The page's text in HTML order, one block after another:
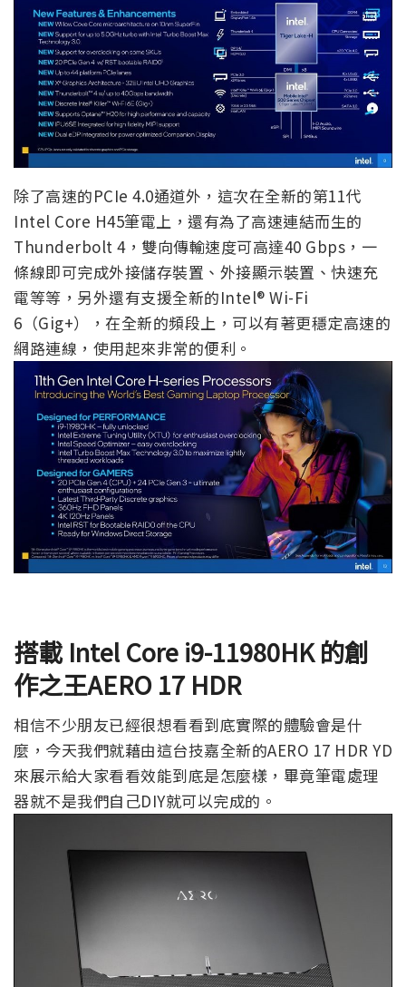
除了高速的PCIe 4.0通道外，這次在全新的第11代
Intel Core H45筆電上，還有為了高速連結而生的
Thunderbolt 4，雙向傳輸速度可高達40 Gbps，一
條線即可完成外接儲存裝置、外接顯示裝置、快速充
電等等，另外還有支援全新的Intel® Wi-Fi
6（Gig+），在全新的頻段上，可以有著更穩定高速的
網路連線，使用起來非常的便利。
搭載Intel Core i9-11980HK的創
作之王AERO 17 HDR
相信不少朋友已經很想看看到底實際的體驗會是什
麼，今天我們就藉由這台技嘉全新的AERO 17 HDR YD
來展示給大家看看效能到底是怎麼樣，畢竟筆電處理
器就不是我們自己DIY就可以完成的。